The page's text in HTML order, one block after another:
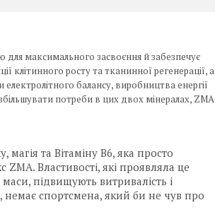
максимального засвоєння й забезпечує
клітинного росту та тканинної регенерації, а
балансу, виробництва енергії
потреби в цих двох мінералах, ZMA
магія та Вітаміну В6, яка просто
Властивості, які проявляла це
підвищують витривалість і
немає спортсмена, який би не чув про